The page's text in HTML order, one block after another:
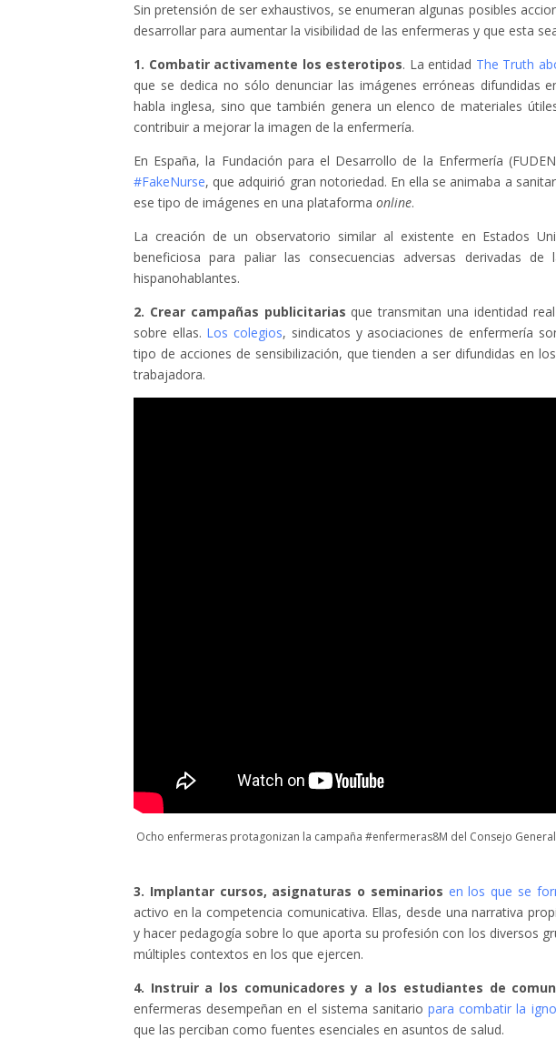
Sin pretensión de ser exhaustivos, se enumeran algunas posibles
desarrollar para aumentar la visibilidad de las enfermeras y que esta
1. Combatir activamente los esterotipos. La entidad The Truth
que se dedica no sólo denunciar las imágenes erróneas difundidas
habla inglesa, sino que también genera un elenco de materiales
contribuir a mejorar la imagen de la enfermería.
En España, la Fundación para el Desarrollo de la Enfermería
#FakeNurse, que adquirió gran notoriedad. En ella se animaba a
ese tipo de imágenes en una plataforma online.
La creación de un observatorio similar al existente en Estados
beneficiosa para paliar las consecuencias adversas derivadas
hispanohablantes.
2. Crear campañas publicitarias que transmitan una identidad
sobre ellas. Los colegios, sindicatos y asociaciones de enfermería
tipo de acciones de sensibilización, que tienden a ser difundidas en
trabajadora.
Ocho enfermeras protagonizan la campaña #enfermeras8M del Consejo
3. Implantar cursos, asignaturas o seminarios en los que se
activo en la competencia comunicativa. Ellas, desde una narrativa
y hacer pedagogía sobre lo que aporta su profesión con los diversos
múltiples contextos en los que ejercen.
4. Instruir a los comunicadores y a los estudiantes de
enfermeras desempeñan en el sistema sanitariopara combatir la
que las perciban como fuentes esenciales en asuntos de salud.